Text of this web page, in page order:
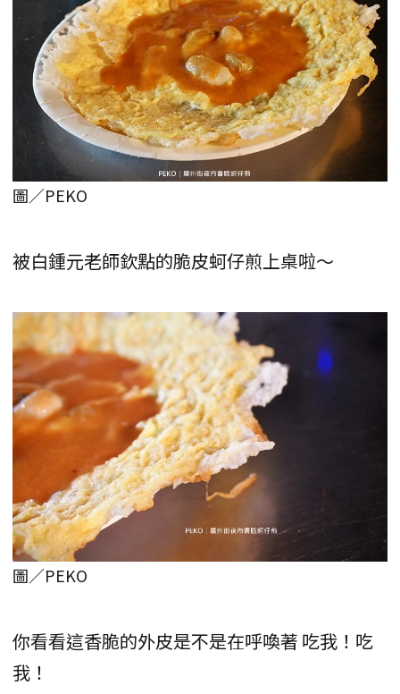
圖／PEKO
被白鍾元老師欽點的脆皮蚵仔煎上桌啦～
圖／PEKO
你看看這香脆的外皮是不是在呼喚著 吃我！吃
我！